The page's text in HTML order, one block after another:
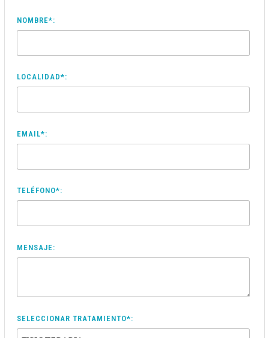
NOMBRE*:
LOCALIDAD*:
EMAIL*:
TELÉFONO*:
MENSAJE:
SELECCIONAR TRATAMIENTO*: